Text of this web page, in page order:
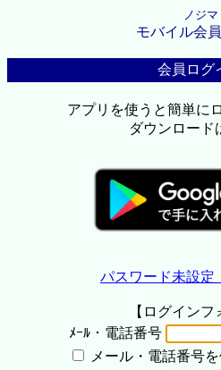
ノジマ
モバイル会
会員ログ
アプリを使うと簡単に
ダウンロード
パスワード未設定
【ログインフ
ﾒｰﾙ・電話番号
メール・電話番号